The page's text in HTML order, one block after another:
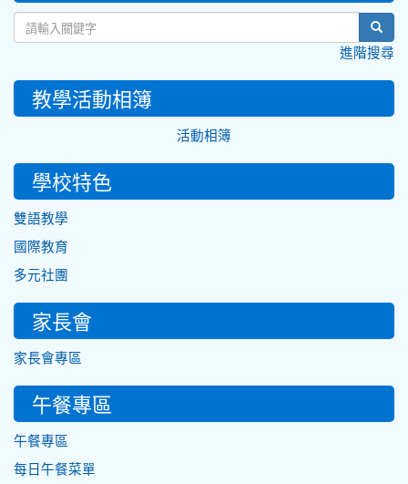
進階搜尋
教學活動相簿
活動相簿
學校特色
雙語教學
國際教育
多元社團
家長會
家長會專區
午餐專區
午餐專區
每日午餐菜單